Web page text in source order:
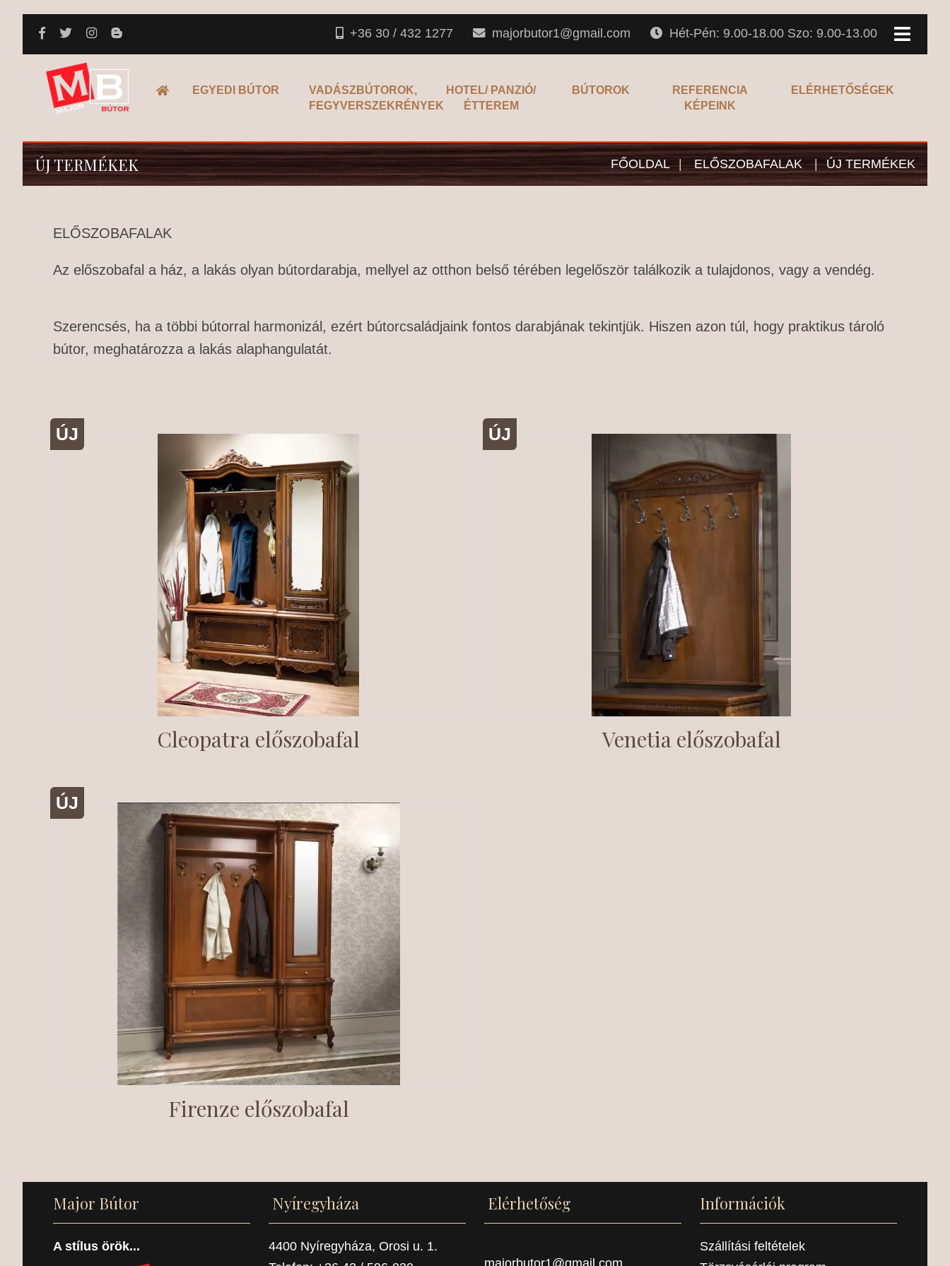
+36 30 / 432 1277 majorbutor1@gmail.com Hét-Pén: 9.00-18.00 Szo: 9.00-13.00
FŐOLDALEGYEDI BÚTOR
VADÁSZBÚTOROK,
FEGYVERSZEKRÉNYEK
HOTEL/ PANZIÓ/
ÉTTEREM
BÚTOROK
REFERENCIA
KÉPEINK
ELÉRHETŐSÉGEK
ÚJ TERMÉKEK FŐOLDAL | ELŐSZOBAFALAK | ÚJ TERMÉKEK
ELŐSZOBAFALAK
Az előszobafal a ház, a lakás olyan bútordarabja, mellyel az otthon belső térében legelőször találkozik a tulajdonos, vagy a vendég.
Szerencsés, ha a többi bútorral harmonizál, ezért bútorcsaládjaink fontos darabjának tekintjük. Hiszen azon túl, hogy praktikus tároló
bútor, meghatározza a lakás alaphangulatát.
ÚJ
Cleopatra előszobafal
ÚJ
Venetia előszobafal
ÚJ
Firenze előszobafal
Major Bútor
A stílus örök...
Nyíregyháza
4400 Nyíregyháza, Orosi u. 1.
Elérhetőség
majorbutor1@gmail.com
Információk
Szállítási feltételek